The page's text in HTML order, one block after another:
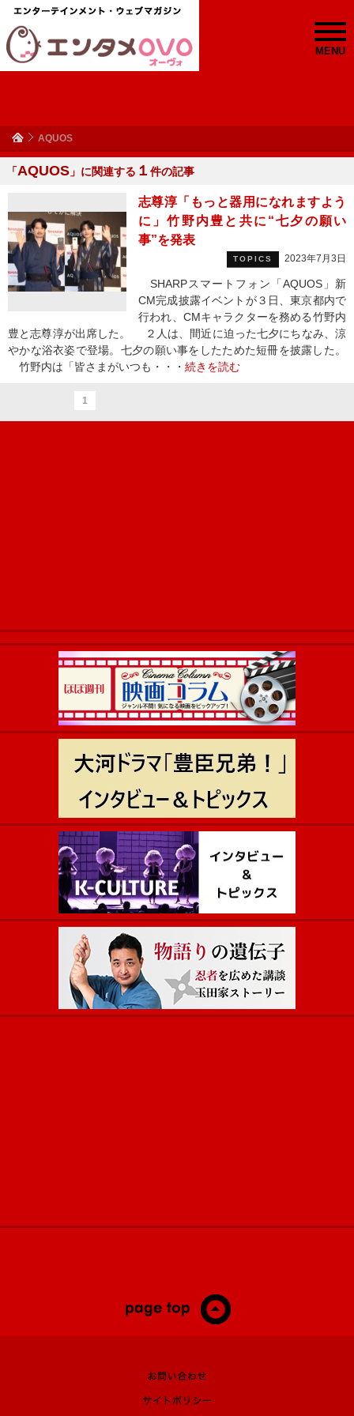
MENU
AQUOS
「AQUOS 」に関連する １ 件の記事
志尊淳「もっと器用になれますよう
に」竹野内豊と共に“七夕の願い
事”を発表
TOPICS 2023年7月3日
SHARPスマートフォン「AQUOS」新
CM完成披露イベントが３日、東京都内で
行われ、CMキャラクターを務める竹野内
豊と志尊淳が出席した。 ２人は、間近に迫った七夕にちなみ、涼
やかな浴衣姿で登場。七夕の願い事をしたためた短冊を披露した。
竹野内は「皆さまがいつも・・・ 続きを読む
1